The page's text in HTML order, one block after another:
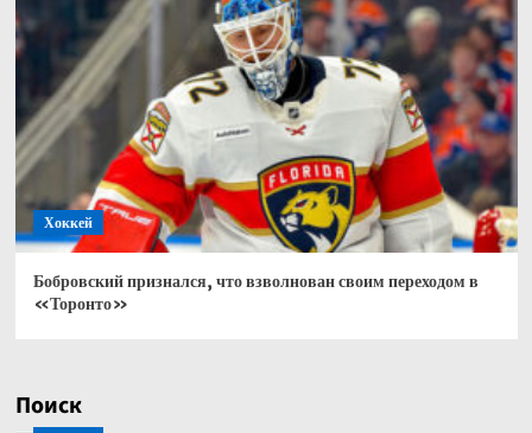
Хоккей
Бобровский признался, что взволнован своим переходом в
«Торонто»
Поиск